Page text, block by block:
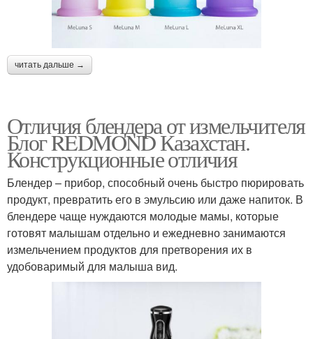
читать дальше →
Отличия блендера от измельчителя
Блог REDMOND Казахстан.
Конструкционные отличия
Блендер – прибор, способный очень быстро пюрировать
продукт, превратить его в эмульсию или даже напиток. В
блендере чаще нуждаются молодые мамы, которые
готовят малышам отдельно и ежедневно занимаются
измельчением продуктов для претворения их в
удобоваримый для малыша вид.